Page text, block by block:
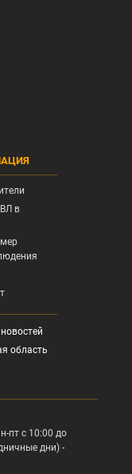
в
новостей
область
пт с 10:00 до
дни) -